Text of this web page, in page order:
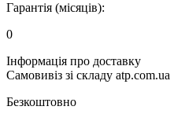
Гарантія (місяців):
0
Інформація про доставку
Самовивіз зі складу atp.com.ua
Безкоштовно